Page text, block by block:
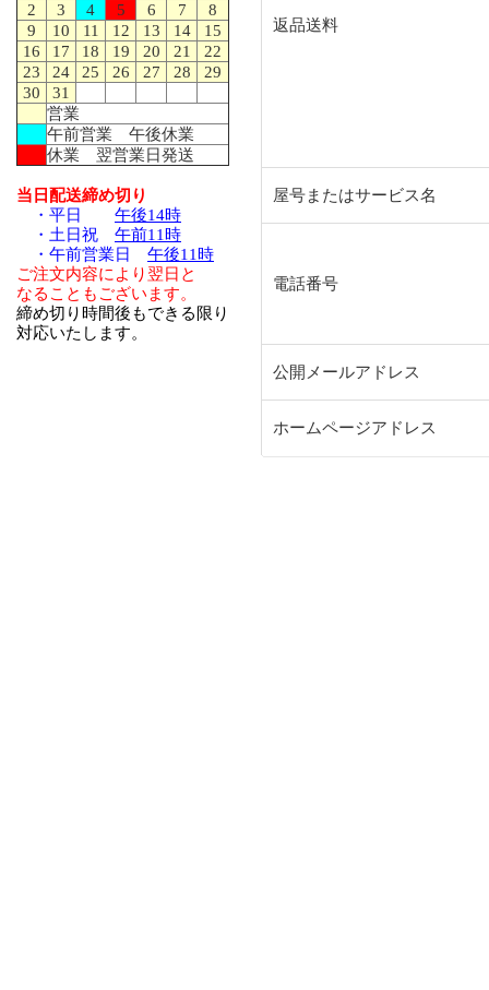
2
3 4 5 6 7
8
9
10 11 12 13 14
15
16
17 18 19 20 21
22
23
24 25 26 27 28
29
30
31
営業
午前営業 午後休業
休業 翌営業日発送
当日配送締め切り
・平日 午後14時
・土日祝 午前11時
・午前営業日 午後11時
ご注文内容により翌日と
なることもございます。
締め切り時間後もできる限り
対応いたします。
返品送料
屋号またはサービス名
電話番号
公開メールアドレス
ホームページアドレス